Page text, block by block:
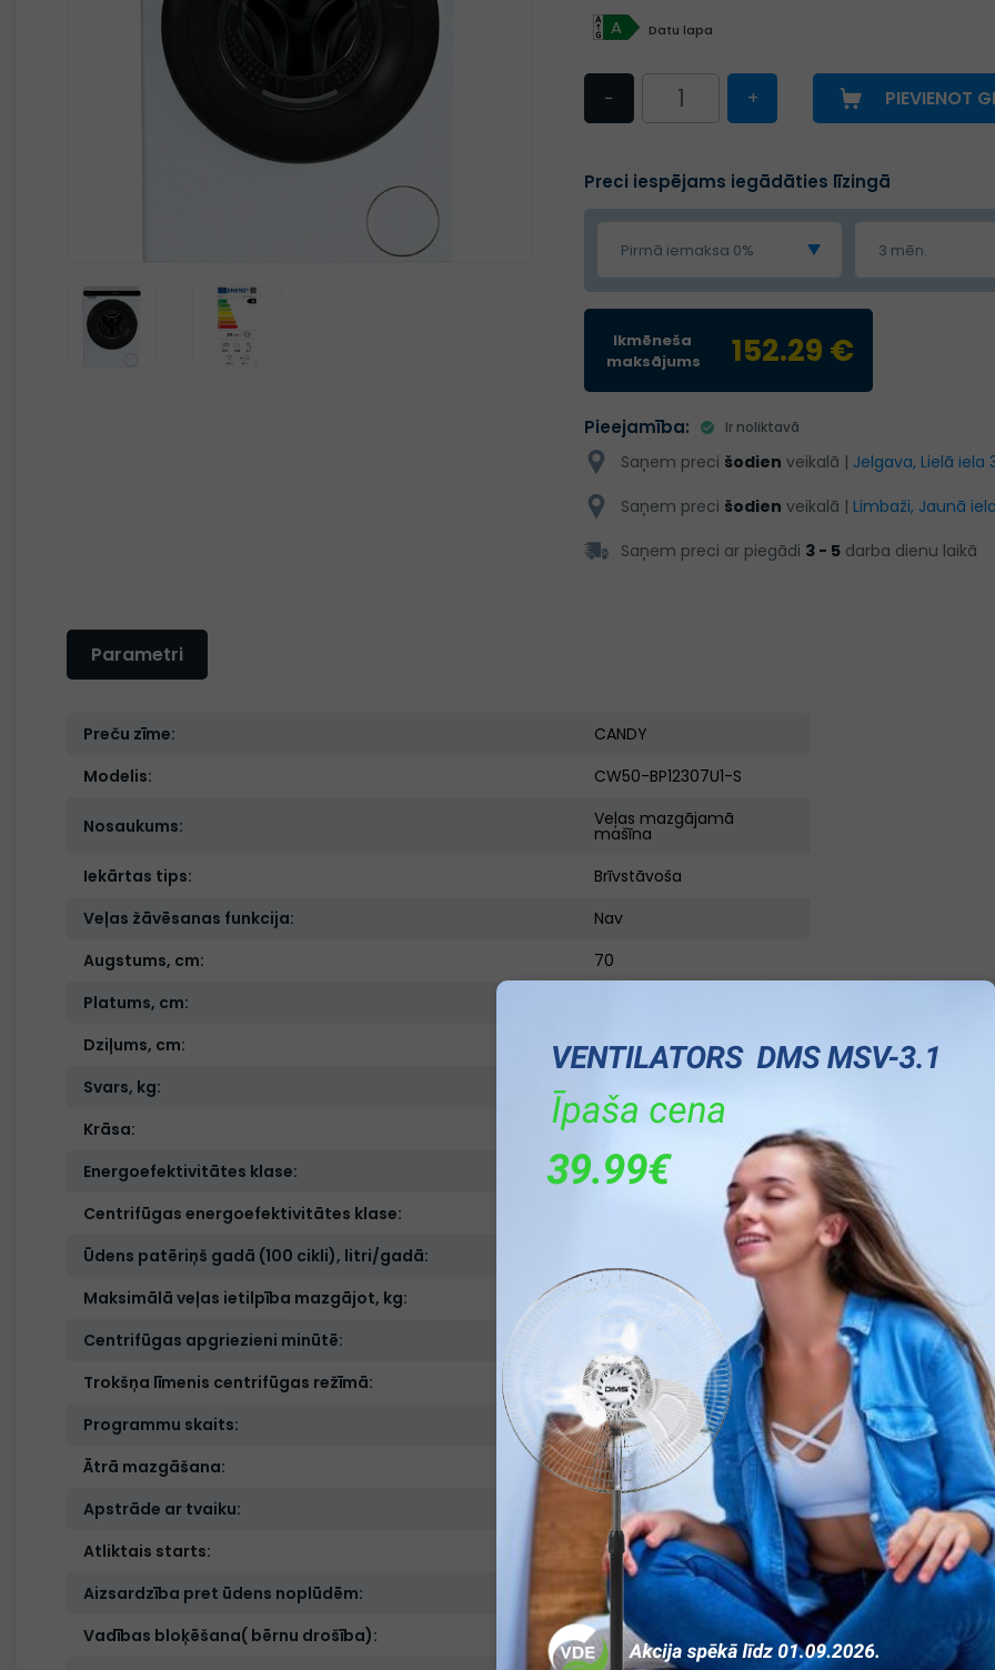
A Datu lapa
− + PIEVIENOT
Preci iespējams iegādāties līzingā
Pirmā iemaksa 0% 3 mēn.
Ikmēneša
maksājums
152.29 €
Pieejamība: Ir noliktavā
Saņem preci šodien veikalā | Jelgava, Lielā iela
Saņem preci šodien veikalā | Limbaži, Jaunā iela
Saņem preci ar piegādi 3 - 5 darba dienu laikā
Parametri
Preču zīme:
CANDY
Modelis:
CW50-BP12307U1-S
Nosaukums: Veļas mazgājamā
mašīna
Iekārtas tips:
Brīvstāvoša
Veļas žāvēsanas funkcija:
Nav
Augstums, cm:
70
Platums, cm:
Dziļums, cm:
49
Svars, kg:
Krāsa:
Balta
Energoefektivitātes klase:
A
Centrifūgas energoefektivitātes klase:
Ūdens patēriņš gadā (100 cikli), litri/gadā:
Maksimālā veļas ietilpība mazgājot, kg:
Centrifūgas apgriezieni minūtē:
1200
Trokšņa līmenis centrifūgas režīmā:
69
Programmu skaits:
12
Ātrā mazgāšana:
Ir
Apstrāde ar tvaiku:
Atliktais starts:
Ir
Aizsardzība pret ūdens noplūdēm:
Ir
Vadības bloķēšana( bērnu drošība):
Ir